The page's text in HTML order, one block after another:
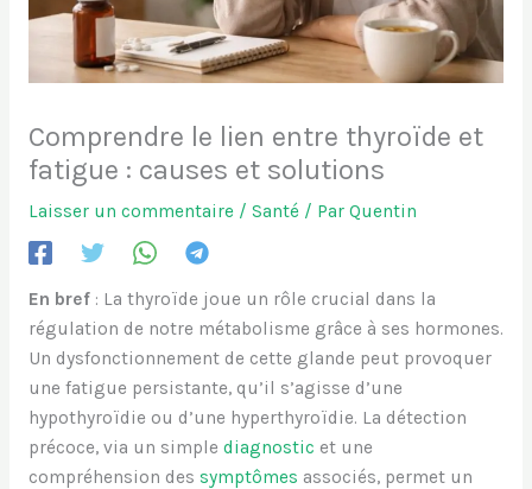
Comprendre le lien entre thyroïde et
fatigue : causes et solutions
Laisser un commentaire / Santé/ Par Quentin
En bref: La thyroïde joue un rôle crucial dans la
régulation de notre métabolisme grâce à ses hormones.
Un dysfonctionnement de cette glande peut provoquer
une fatigue persistante, qu’il s’agisse d’une
hypothyroïdie ou d’une hyperthyroïdie. La détection
précoce, via un simple diagnostic et une
compréhension des symptômes associés, permet un